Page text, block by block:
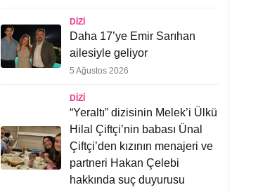
DIZI
Daha 17’ye Emir Sarıhan
ailesiyle geliyor
5 Ağustos 2026
DIZI
“Yeraltı” dizisinin Melek’i Ülkü
Hilal Çiftçi’nin babası Ünal
Çiftçi’den kızının menajeri ve
partneri Hakan Çelebi
hakkında suç duyurusu